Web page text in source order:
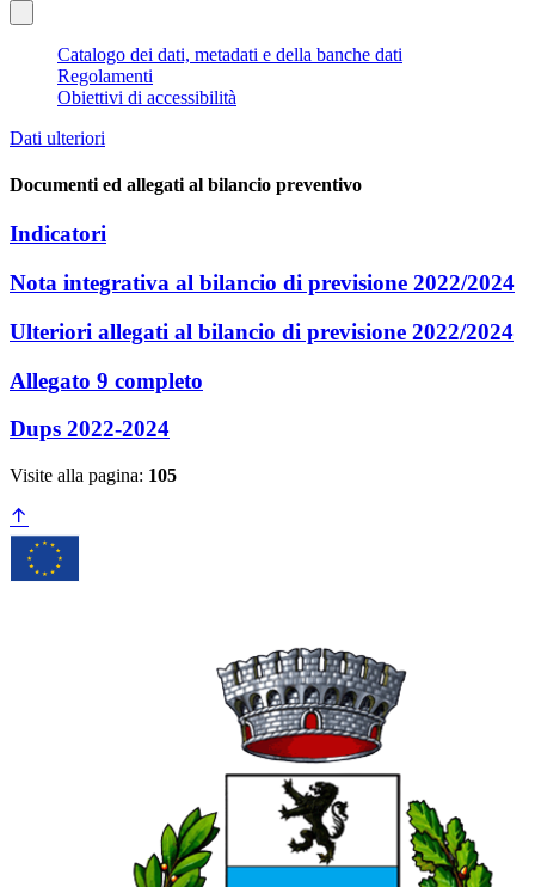
Catalogo dei dati, metadati e della banche dati
Regolamenti
Obiettivi di accessibilità
Dati ulteriori
Documenti ed allegati al bilancio preventivo
Indicatori
Nota integrativa al bilancio di previsione 2022/2024
Ulteriori allegati al bilancio di previsione 2022/2024
Allegato 9 completo
Dups 2022-2024
Visite alla pagina: 105